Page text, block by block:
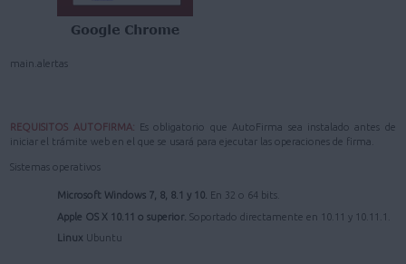
main.alertas
REQUISITOS AUTOFIRMA: Es obligatorio que AutoFirma sea instalado antes de
iniciar el trámite web en el que se usará para ejecutar las operaciones de firma.
Sistemas operativos
Microsoft Windows 7, 8, 8.1 y 10. En 32 o 64 bits.
Apple OS X 10.11 o superior. Soportado directamente en 10.11 y 10.11.1.
Linux Ubuntu